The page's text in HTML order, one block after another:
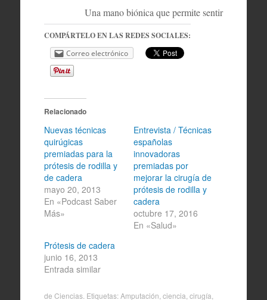
Una mano biónica que permite sentir
COMPÁRTELO EN LAS REDES SOCIALES:
Correo electrónico
Relacionado
Nuevas técnicas
quirúgicas
premiadas para la
prótesis de rodilla y
de cadera
mayo 20, 2013
En «Podcast Saber
Más»
Entrevista / Técnicas
españolas
innovadoras
premiadas por
mejorar la cirugía de
prótesis de rodilla y
cadera
octubre 17, 2016
En «Salud»
Prótesis de cadera
junio 16, 2013
Entrada similar
de Ciencias. Etiquetas:Amputación ciencia cirugía